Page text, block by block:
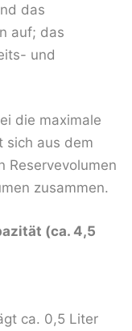
das
auf; das
und
die maximale
sich aus dem
Reservevolumen
zusammen.
(ca. 4,5
ca. 0,5 Liter